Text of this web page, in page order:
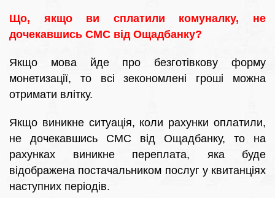
Що, якщо ви сплатили комуналку, не
дочекавшись СМС від Ощадбанку?
Якщо мова йде про безготівкову форму
монетизації, то всі зекономлені гроші можна
отримати влітку.
Якщо виникне ситуація, коли рахунки оплатили,
не дочекавшись СМС від Ощадбанку, то на
рахунках виникне переплата, яка буде
відображена постачальником послуг у квитанціях
наступних періодів.